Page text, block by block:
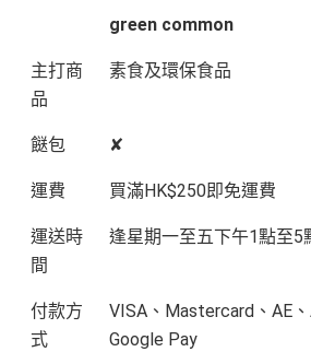
green common
主打商
品
素食及環保食品
餸包 ✘
運費 買滿HK$250即免運費
運送時
間
逢星期一至五下午1點至5
付款方
式
VISA、Mastercard、AE、
Google Pay